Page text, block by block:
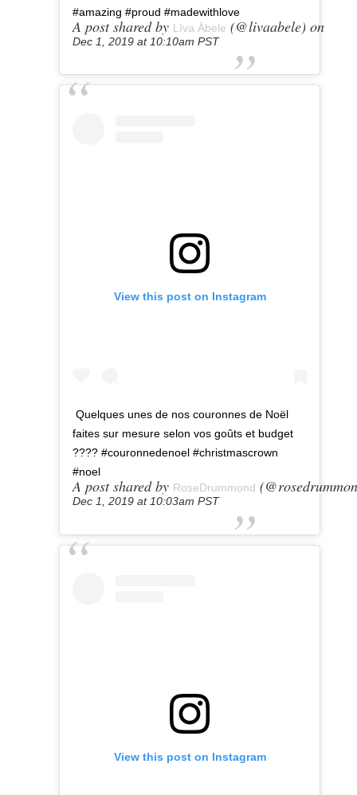
#amazing #proud #madewithlove
A post shared by Līva Ābele (@livaabele) on
Dec 1, 2019 at 10:10am PST
View this post on Instagram
Quelques unes de nos couronnes de Noël
faites sur mesure selon vos goûts et budget
???? #couronnedenoel #christmascrown
#noel
A post shared by RoseDrummond
Dec 1, 2019 at 10:03am PST
View this post on Instagram